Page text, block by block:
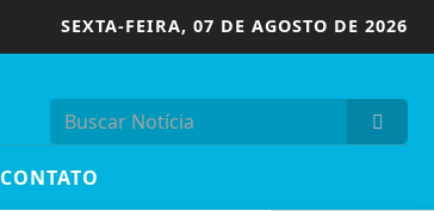
SEXTA-FEIRA, 07 DE AGOSTO DE 2026
CONTATO